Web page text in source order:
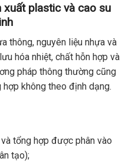
xuất plastic và cao su
thông, nguyên liệu nhựa và
hóa nhiệt, chất hỗn hợp và
pháp thông thường cũng
không theo định dạng.
tổng hợp được phân vào
tạo);